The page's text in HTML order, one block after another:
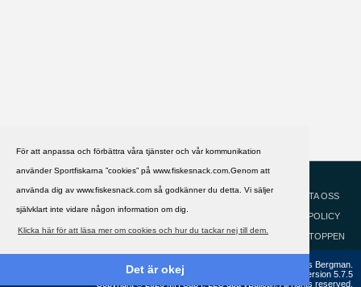
För att anpassa och förbättra våra tjänster och vår kommunikation
använder Sportfiskarna ”cookies” på www.fiskesnack.com.Genom att
använda dig av www.fiskesnack.com så godkänner du detta. Vi säljer
självklart inte vidare någon information om dig.
Klicka här för att läsa mer om cookies och hur du tackar nej till dem.
Det är okej
HJÄLP
KONTAKTA OSS
COOKIEPOLICY
GÅ TILL TOPPEN
Copyright ©2002 - 2021, FiskeSnack.com. Grundad 2002 av Anders Bergman.
Version 5.7.5
Copyright © 2026 MH Sub I, LLC dba vBulletin. All rights reserved.